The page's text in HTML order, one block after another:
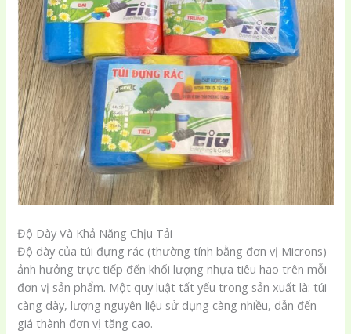
Độ Dày Và Khả Năng Chịu Tải
Độ dày của túi đựng rác (thường tính bằng đơn vị Microns)
ảnh hưởng trực tiếp đến khối lượng nhựa tiêu hao trên mỗi
đơn vị sản phẩm. Một quy luật tất yếu trong sản xuất là: túi
càng dày, lượng nguyên liệu sử dụng càng nhiều, dẫn đến
giá thành đơn vị tăng cao.